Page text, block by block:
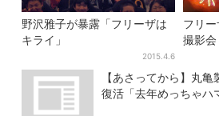
野沢雅子が暴露「フリーザは
キライ」
2015.4.6
フリ
撮影会
【あさってから】丸
復活「去年めっちゃハ